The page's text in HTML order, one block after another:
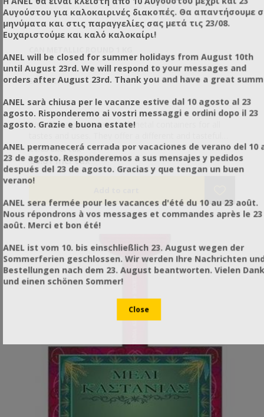
SKU: DA31000
We offer a great variety of metal containers for all
presentation of your product and they are an ideal
solution for transferring and sending honey since they
don’t break as glass jars do.
€0.65 excl tax
€0.81 incl tax
Αυγούστου για καλοκαιρινές διακοπές. Θα απαντήσουμε
μηνύματα και στις παραγγελίες σας μετά τις 23/08.
Ευχαριστούμε και καλό καλοκαίρι!
ANEL will be closed for summer holidays from August 10th
until August 23rd. We will respond to your messages and
orders after August 23rd. Thank you and have a great
ANEL sarà chiusa per le vacanze estive dal 10 agosto al 23
agosto. Risponderemo ai vostri messaggi e ordini dopo il 23
agosto. Grazie e buona estate!
ANEL permanecerá cerrada por vacaciones de verano del 10
23 de agosto. Responderemos a sus mensajes y pedidos
después del 23 de agosto. Gracias y que tengan un buen
verano!
ANEL sera fermée pour les vacances d'été du 10 au 23 août.
Nous répondrons à vos messages et commandes après le 23
août. Merci et bon été!
ANEL ist vom 10. bis einschließlich 23. August wegen der
Sommerferien geschlossen. Wir werden Ihre Nachrichten
Bestellungen nach dem 23. August beantworten. Vielen Dank
und einen schönen Sommer!